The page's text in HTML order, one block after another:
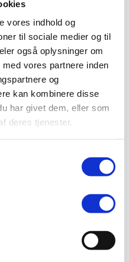
vores indhold og
til sociale medier og til
også oplysninger om
vores partnere inden
og
kan kombinere disse
har givet dem, eller som
deres tjenester.